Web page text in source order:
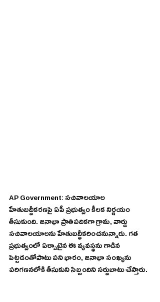
AP Government: సచివాలయాల
హేతుబద్దీకరణపై ఏపీ ప్రభుత్వం కీలక నిర్ణయం
తీసుకుంది. జనాభా ప్రాతిపదికగా గ్రామ, వార్డు
సచివాలయాలను హేతుబద్ధీకరించనున్నారు. గత
ప్రభుత్వంలో ఏర్పాటైన ఈ వ్యవస్థను గాడిన
పెట్టడంతోపాటు పని భారం, జనాభా సంఖ్యను
పరిగణనలోకి తీసుకుని సిబ్బందిని సర్దుబాటు చేస్తారు.